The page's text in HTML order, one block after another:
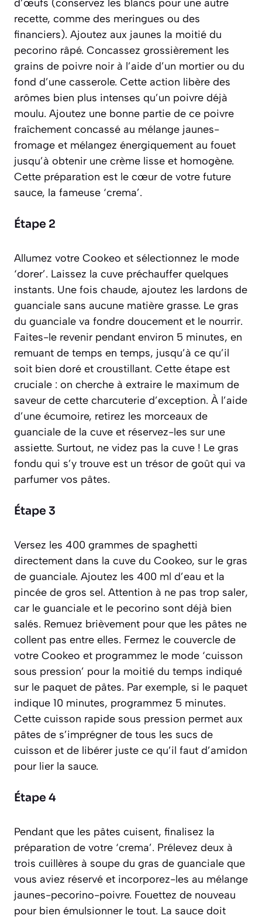
d’œufs (conservez les blancs pour une autre
recette, comme des meringues ou des
financiers). Ajoutez aux jaunes la moitié du
pecorino râpé. Concassez grossièrement les
grains de poivre noir à l’aide d’un mortier ou du
fond d’une casserole. Cette action libère des
arômes bien plus intenses qu’un poivre déjà
moulu. Ajoutez une bonne partie de ce poivre
fraîchement concassé au mélange jaunes-
fromage et mélangez énergiquement au fouet
jusqu’à obtenir une crème lisse et homogène.
Cette préparation est le cœur de votre future
sauce, la fameuse ‘crema’.
Étape 2
Allumez votre Cookeo et sélectionnez le mode
‘dorer’. Laissez la cuve préchauffer quelques
instants. Une fois chaude, ajoutez les lardons de
guanciale sans aucune matière grasse. Le gras
du guanciale va fondre doucement et le nourrir.
Faites-le revenir pendant environ 5 minutes, en
remuant de temps en temps, jusqu’à ce qu’il
soit bien doré et croustillant. Cette étape est
cruciale : on cherche à extraire le maximum de
saveur de cette charcuterie d’exception. À l’aide
d’une écumoire, retirez les morceaux de
guanciale de la cuve et réservez-les sur une
assiette. Surtout, ne videz pas la cuve ! Le gras
fondu qui s’y trouve est un trésor de goût qui va
parfumer vos pâtes.
Étape 3
Versez les 400 grammes de spaghetti
directement dans la cuve du Cookeo, sur le gras
de guanciale. Ajoutez les 400 ml d’eau et la
pincée de gros sel. Attention à ne pas trop saler,
car le guanciale et le pecorino sont déjà bien
salés. Remuez brièvement pour que les pâtes ne
collent pas entre elles. Fermez le couvercle de
votre Cookeo et programmez le mode ‘cuisson
sous pression’ pour la moitié du temps indiqué
sur le paquet de pâtes. Par exemple, si le paquet
indique 10 minutes, programmez 5 minutes.
Cette cuisson rapide sous pression permet aux
pâtes de s’imprégner de tous les sucs de
cuisson et de libérer juste ce qu’il faut d’amidon
pour lier la sauce.
Étape 4
Pendant que les pâtes cuisent, finalisez la
préparation de votre ‘crema’. Prélevez deux à
trois cuillères à soupe du gras de guanciale que
vous aviez réservé et incorporez-les au mélange
jaunes-pecorino-poivre. Fouettez de nouveau
pour bien émulsionner le tout. La sauce doit